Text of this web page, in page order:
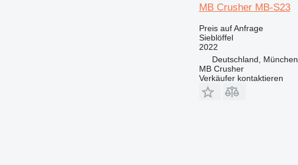
MB Crusher MB-S23
Preis auf Anfrage
Sieblöffel
2022
Deutschland, München
MB Crusher
Verkäufer kontaktieren